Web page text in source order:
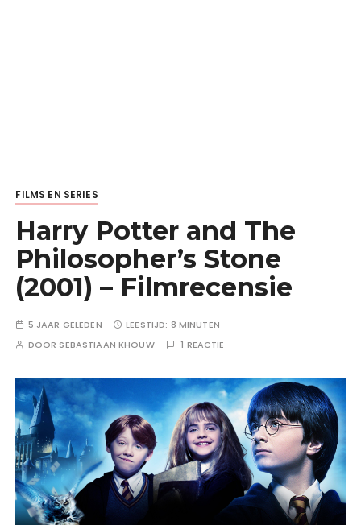
FILMS EN SERIES
Harry Potter and The
Philosopher’s Stone
(2001) – Filmrecensie
5 JAAR GELEDEN LEESTIJD: 8 MINUTEN
DOOR SEBASTIAAN KHOUW 1 REACTIE